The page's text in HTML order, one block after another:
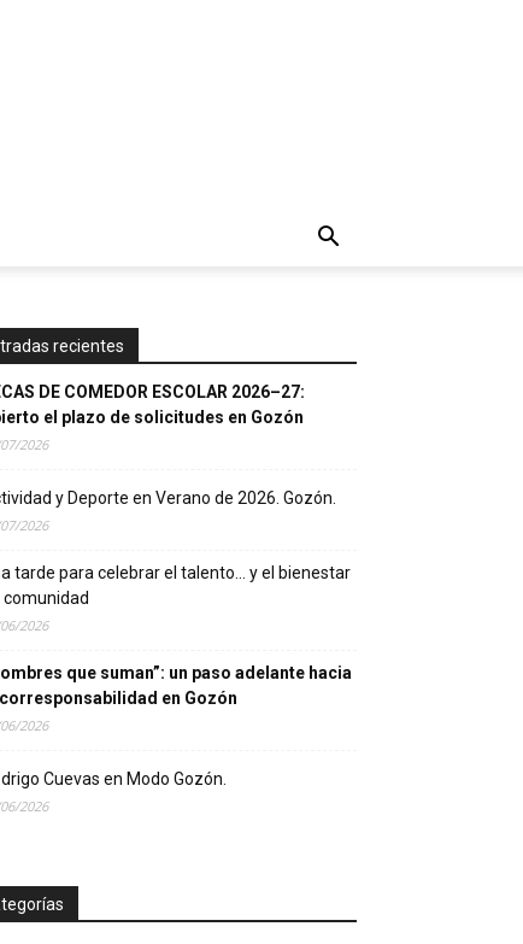
recientes
DE COMEDOR ESCOLAR 2026–27:
el plazo de solicitudes en Gozón
2026
y Deporte en Verano de 2026. Gozón.
2026
tarde para celebrar el talento… y el bienestar
comunidad
2026
que suman”: un paso adelante hacia
corresponsabilidad en Gozón
2026
Cuevas en Modo Gozón.
2026